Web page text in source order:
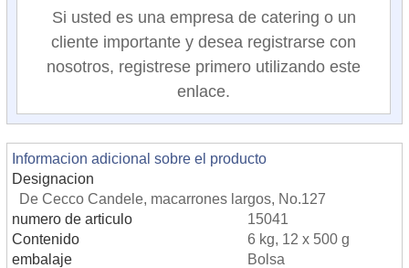
Si usted es una empresa de catering o un
cliente importante y desea registrarse con
nosotros, registrese primero utilizando este
enlace.
Informacion adicional sobre el producto
Designacion
De Cecco Candele, macarrones largos, No.127
numero de articulo
15041
Contenido
6 kg, 12 x 500 g
embalaje
Bolsa